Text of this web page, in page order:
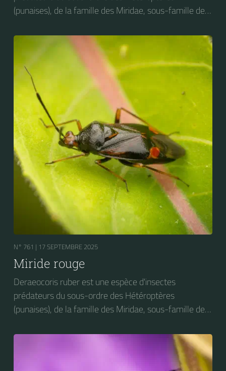
(punaises), de la famille des Miridae, sous-famille des
Deraeocoris. On peut trouver cet insecte sur des
plantes très diverses. Elle s'attaque notamment aux
larves de Craesus septentrionalis (la Thentrède du
bouleau et de l’aulne).
N° 761 | 17 SEPTEMBRE 2025
Miride rouge
Deraeocoris ruber est une espèce d'insectes
prédateurs du sous-ordre des Hétéroptères
(punaises), de la famille des Miridae, sous-famille des
Deraeocoris. On peut trouver cet insecte sur des
plantes très diverses. Elle s'attaque notamment aux
larves de Craesus septentrionalis (la Thentrède du